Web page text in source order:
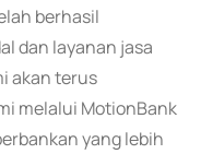
berhasil
dan layanan jasa
akan terus
melalui MotionBank
yang lebih